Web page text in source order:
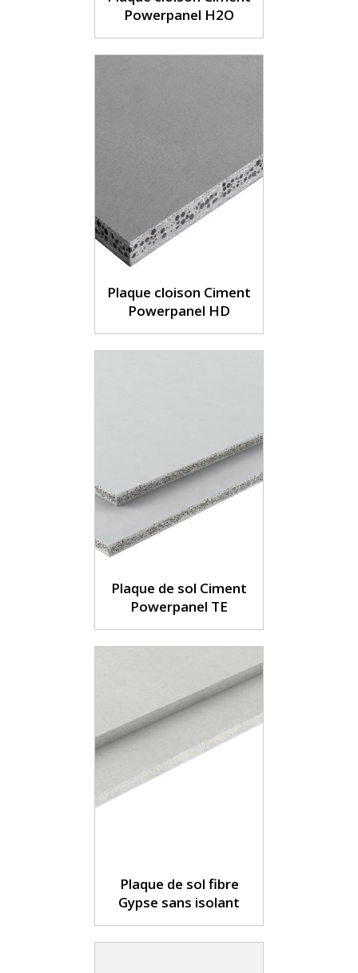
Powerpanel H2O
Plaque cloison Ciment
Powerpanel HD
Plaque de sol Ciment
Powerpanel TE
Plaque de sol fibre
Gypse sans isolant